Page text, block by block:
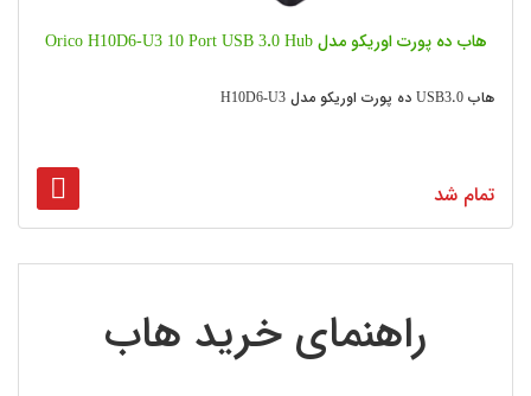
هاب ده پورت اوریکو مدل Orico H10D6-U3 10 Port USB 3.0 Hub
هاب USB3.0 ده پورت اوریکو مدل H10D6-U3
تمام شد
راهنمای خرید هاب